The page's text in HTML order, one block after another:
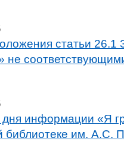
статьи 26.1
не
информации «Я
библиотеке им. А.С.